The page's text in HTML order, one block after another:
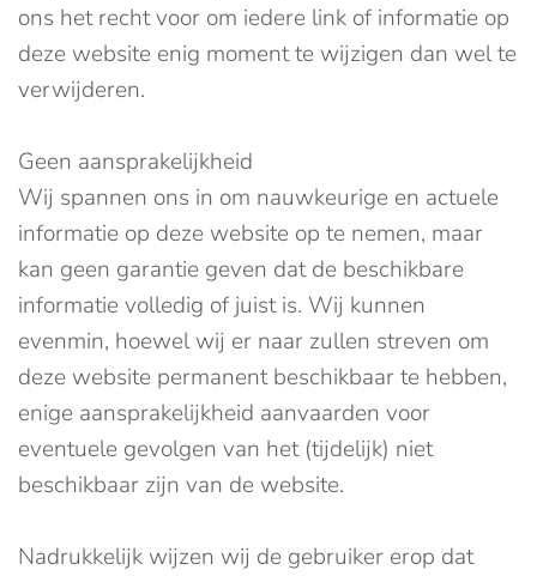
ons het recht voor om iedere link of informatie op
deze website enig moment te wijzigen dan wel te
verwijderen.
Geen aansprakelijkheid
Wij spannen ons in om nauwkeurige en actuele
informatie op deze website op te nemen, maar
kan geen garantie geven dat de beschikbare
informatie volledig of juist is. Wij kunnen
evenmin, hoewel wij er naar zullen streven om
deze website permanent beschikbaar te hebben,
enige aansprakelijkheid aanvaarden voor
eventuele gevolgen van het (tijdelijk) niet
beschikbaar zijn van de website.
Nadrukkelijk wijzen wij de gebruiker erop dat